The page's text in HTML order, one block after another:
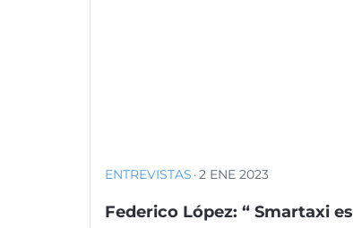
ENTREVISTAS ·2 ENE 2023
Federico López: “ Smartaxi es